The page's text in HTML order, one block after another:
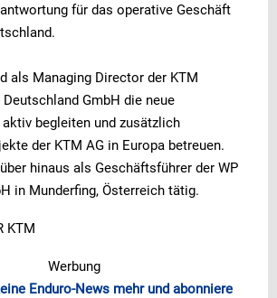
für das operative Geschäft
als Managing Director der KTM
GmbH die neue
begleiten und zusätzlich
der KTM AG in Europa betreuen.
hinaus als Geschäftsführer der WP
in Munderfing, Österreich tätig.
KTM
Werbung
Enduro-News mehr und abonniere